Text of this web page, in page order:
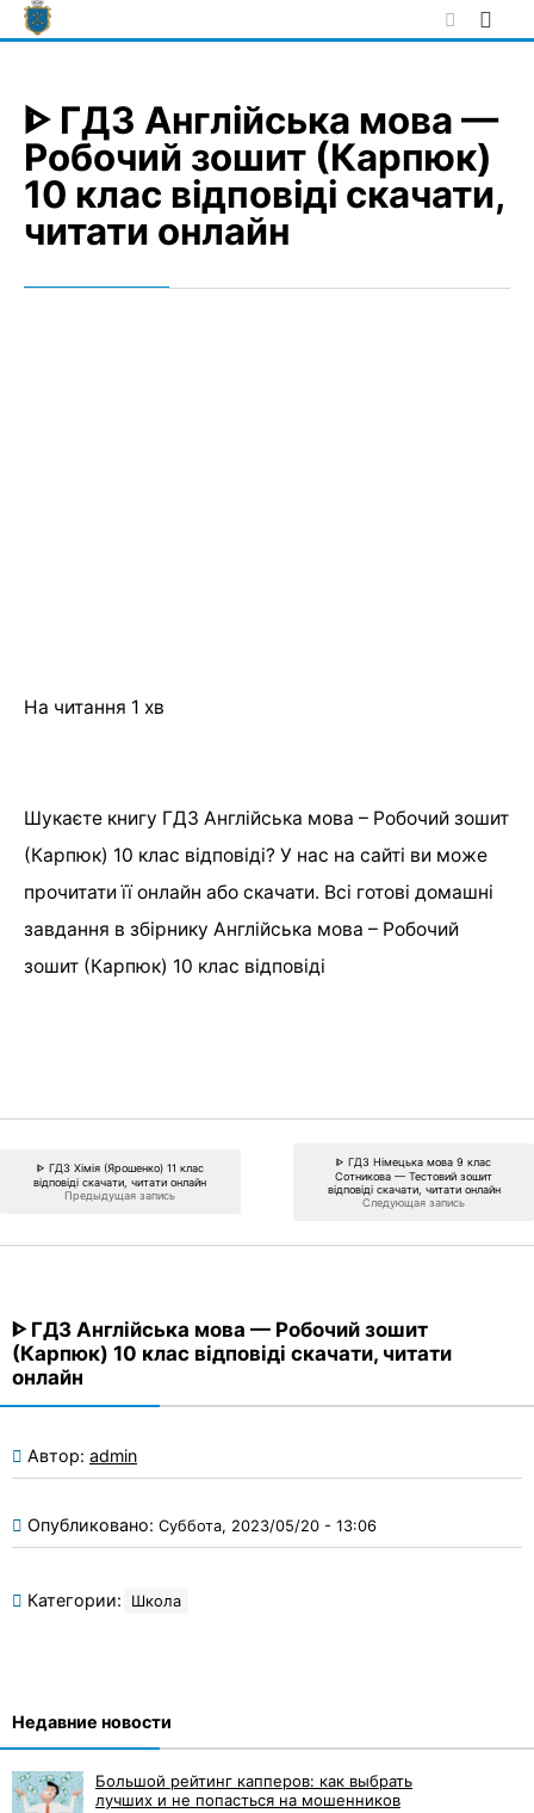
Skip
to
ᐈ ГДЗ Англійська мова —
Робочий зошит (Карпюк)
10 клас відповіді скачати,
читати онлайн
На читання 1 хв
Шукаєте книгу ГДЗ Англійська мова – Робочий зошит
(Карпюк) 10 клас відповіді? У нас на сайті ви може
прочитати її онлайн або скачати. Всі готові домашні
завдання в збірнику Англійська мова – Робочий
зошит (Карпюк) 10 клас відповіді
ᐈ ГДЗ Хімія (Ярошенко) 11 клас
відповіді скачати, читати онлайн
Предыдущая запись
ᐈ ГДЗ Німецька мова 9 клас
Сотникова — Тестовий зошит
відповіді скачати, читати онлайн
Следующая запись
ᐈ ГДЗ Англійська мова — Робочий зошит
(Карпюк) 10 клас відповіді скачати, читати
онлайн
Автор: admin
Опубликовано: Суббота, 2023/05/20 - 13:06
Категории: Школа
Недавние новости
Большой рейтинг капперов: как выбрать
лучших и не попасться на мошенников